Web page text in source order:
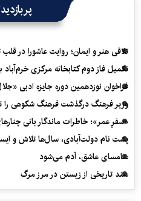
تلاقی هنر و ایمان؛ روایت عاشورا در
تکمیل فاز دوم کتابخانه مرکزی خرم‌آباد
فراخوان نوزدهمین دوره جایزه ادبی
وزیر فرهنگ درگذشت فرهنگ شکوهی
«سفرِ عمر»؛ خاطرات ماندگار بانی
پشت نام دولت‌آبادی، سال‌ها تلاش و
سامسای عاشق، آدم می‌شود
سند تاریخی از زیستن در مرز مرگ